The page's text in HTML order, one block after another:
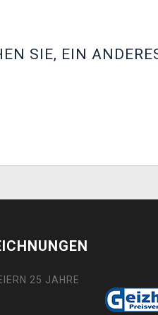
SIE, EIN
25 JAHRE